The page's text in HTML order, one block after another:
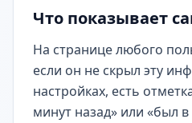
Что показывает
На странице любого
если он не скрыл эту
настройках, есть
минут назад» или «был в